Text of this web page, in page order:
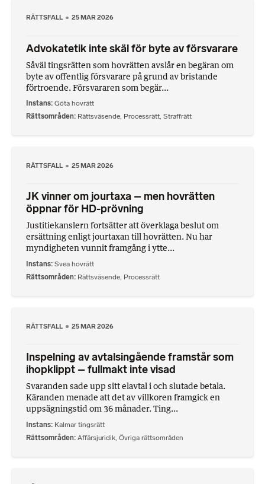
RÄTTSFALL 25 MAR 2026
Advokatetik inte skäl för byte av försvarare
Såväl tingsrätten som hovrätten avslår en begäran om
byte av offentlig försvarare på grund av bristande
förtroende. Försvararen som begär...
Instans Göta hovrätt
Rättsområden Rättsväsende, Processrätt, Straffrätt
RÄTTSFALL 25 MAR 2026
JK vinner om jourtaxa – men hovrätten
öppnar för HD-prövning
Justitiekanslern fortsätter att överklaga beslut om
ersättning enligt jourtaxan till hovrätten. Nu har
myndigheten vunnit framgång i ytte...
Instans Svea hovrätt
Rättsområden Rättsväsende, Processrätt
RÄTTSFALL 25 MAR 2026
Inspelning av avtalsingående framstår som
ihopklippt – fullmakt inte visad
Svaranden sade upp sitt elavtal i och slutade betala.
Käranden menade att det av villkoren framgick en
uppsägningstid om 36 månader. Ting...
Instans Kalmar tingsrätt
Rättsområden Affärsjuridik Övriga rättsområden